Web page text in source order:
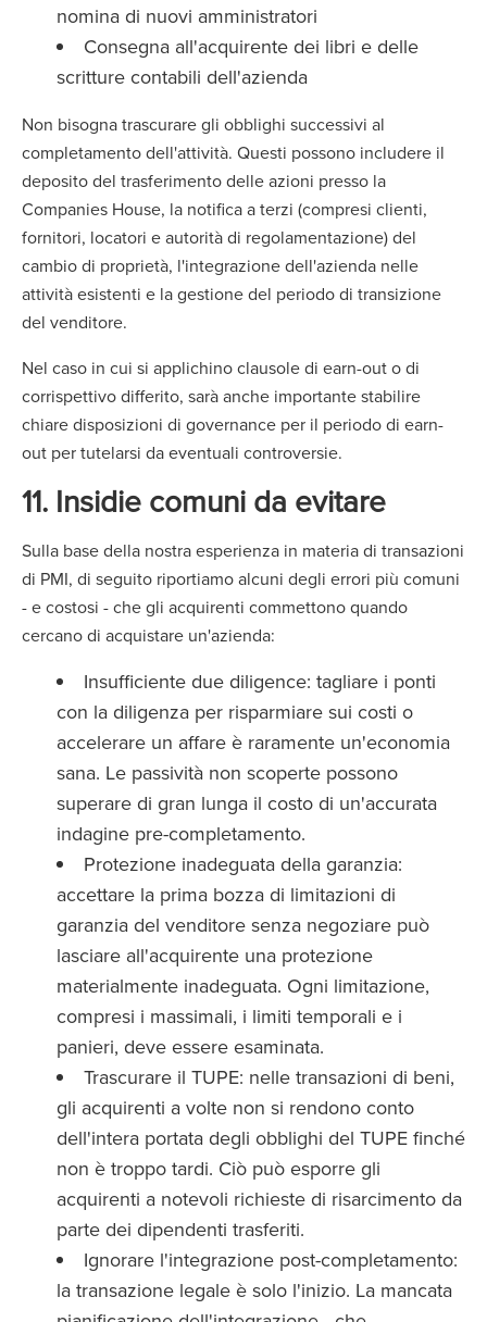
nomina di nuovi amministratori
Consegna all'acquirente dei libri e delle
scritture contabili dell'azienda
Non bisogna trascurare gli obblighi successivi al
completamento dell'attività. Questi possono includere il
deposito del trasferimento delle azioni presso la
Companies House, la notifica a terzi (compresi clienti,
fornitori, locatori e autorità di regolamentazione) del
cambio di proprietà, l'integrazione dell'azienda nelle
attività esistenti e la gestione del periodo di transizione
del venditore.
Nel caso in cui si applichino clausole di earn-out o di
corrispettivo differito, sarà anche importante stabilire
chiare disposizioni di governance per il periodo di earn-
out per tutelarsi da eventuali controversie.
11. Insidie comuni da evitare
Sulla base della nostra esperienza in materia di transazioni
di PMI, di seguito riportiamo alcuni degli errori più comuni
- e costosi - che gli acquirenti commettono quando
cercano di acquistare un'azienda:
Insufficiente due diligence: tagliare i ponti
con la diligenza per risparmiare sui costi o
accelerare un affare è raramente un'economia
sana. Le passività non scoperte possono
superare di gran lunga il costo di un'accurata
indagine pre-completamento.
Protezione inadeguata della garanzia:
accettare la prima bozza di limitazioni di
garanzia del venditore senza negoziare può
lasciare all'acquirente una protezione
materialmente inadeguata. Ogni limitazione,
compresi i massimali, i limiti temporali e i
panieri, deve essere esaminata.
Trascurare il TUPE: nelle transazioni di beni,
gli acquirenti a volte non si rendono conto
dell'intera portata degli obblighi del TUPE finché
non è troppo tardi. Ciò può esporre gli
acquirenti a notevoli richieste di risarcimento da
parte dei dipendenti trasferiti.
Ignorare l'integrazione post-completamento:
la transazione legale è solo l'inizio. La mancata